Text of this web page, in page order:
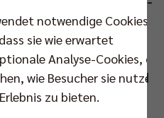
im Anschluss
zwischen dem
Sportclubs
(19.00 Uhr). Tickets sind
tickets
notwendige Cookies,
sie wie erwartet
Analyse-Cookies, die
wie Besucher sie nutzen,
zu bieten.